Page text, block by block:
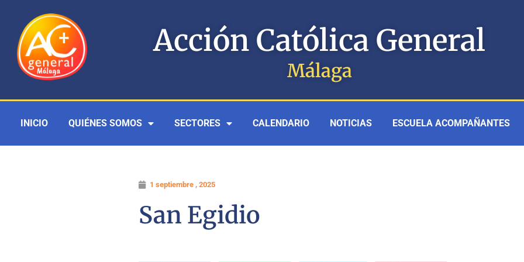
contenido
Acción Católica General
Málaga
INICIO QUIÉNES SOMOS SECTORES CALENDARIO NOTICIAS ESCUELA ACOMPAÑANTES
1 septiembre , 2025
San Egidio